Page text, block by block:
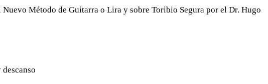
Método de Guitarra o Lira y sobre Toribio Segura por el Dr. Hugo